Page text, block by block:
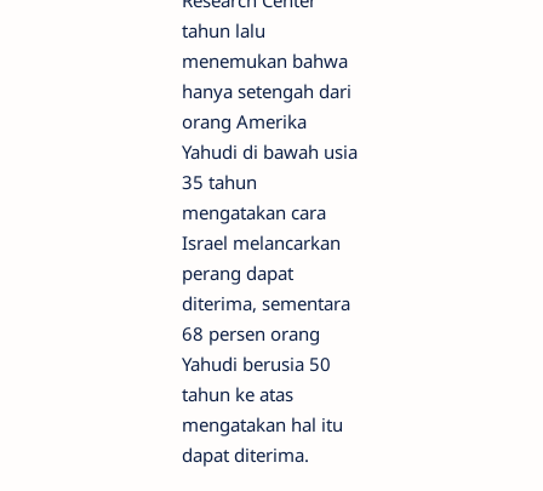
tahun lalu
menemukan bahwa
hanya setengah dari
orang Amerika
Yahudi di bawah usia
35 tahun
mengatakan cara
Israel melancarkan
perang dapat
diterima, sementara
68 persen orang
Yahudi berusia 50
tahun ke atas
mengatakan hal itu
dapat diterima.